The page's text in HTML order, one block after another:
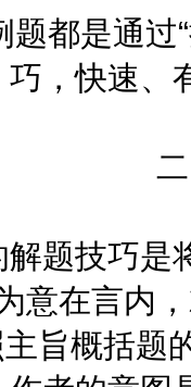
都是通过“
巧，快速、
二
技巧是
意在言内
旨概括题